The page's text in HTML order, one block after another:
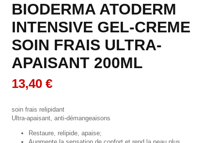
BIODERMA ATODERM
INTENSIVE GEL-CREME
SOIN FRAIS ULTRA-
APAISANT 200ML
13,40 €
soin frais relipidant
Ultra-apaisant, anti-démangeaisons
Restaure, relipide, apaise;